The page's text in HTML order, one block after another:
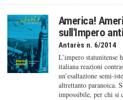
America!
sull'Impero
Antarès n. 6/2014
L’impero statunitense
italiana reazioni
un’esaltazione semi-
altrettanto paranoica.
impossibile, per chi si